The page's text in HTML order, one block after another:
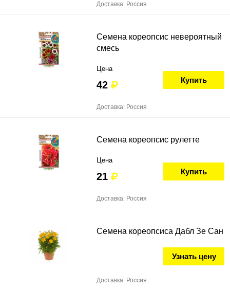
Доставка: Россия
Семена кореопсис невероятный
смесь
Цена
42 Купить
Доставка: Россия
Семена кореопсис рулетте
Цена
21 Купить
Доставка: Россия
Семена кореопсиса Дабл Зе Сан
Узнать цену
Доставка: Россия